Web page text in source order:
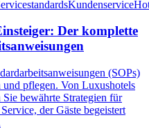
Kundenservice
Der komplette
(SOPs)
und pflegen. Von Luxushotels
bewährte Strategien für
der Gäste begeistert